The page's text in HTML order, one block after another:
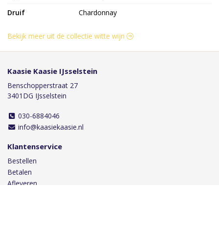
Druif
Chardonnay
Bekijk meer uit de collectie witte wijn
Kaasie Kaasie IJsselstein
Benschopperstraat 27
3401DG IJsselstein
030-6884046
info@kaasiekaasie.nl
Klantenservice
Bestellen
Betalen
Afleveren